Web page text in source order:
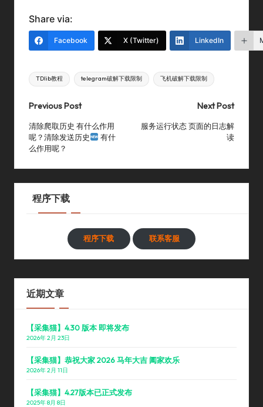
Share via:
Facebook X (Twitter) LinkedIn
Tags:
TDlib教程 telegram破解下载限制 飞机破解下载限制
Post
navigation
Previous Post
清除爬取历史 有什么作用
呢？清除发送历史
有什
么作用呢？
Next Post
服务运行状态 页面的日志解
读
程序下载
程序下载 联系客服
近期文章
【采集猫】4.30 版本 即将发布
2026年 2月 23日
【采集猫】恭祝大家 2026 马年大吉 阖家欢乐
2026年 2月 11日
【采集猫】4.27版本已正式发布
2025年 8月 8日